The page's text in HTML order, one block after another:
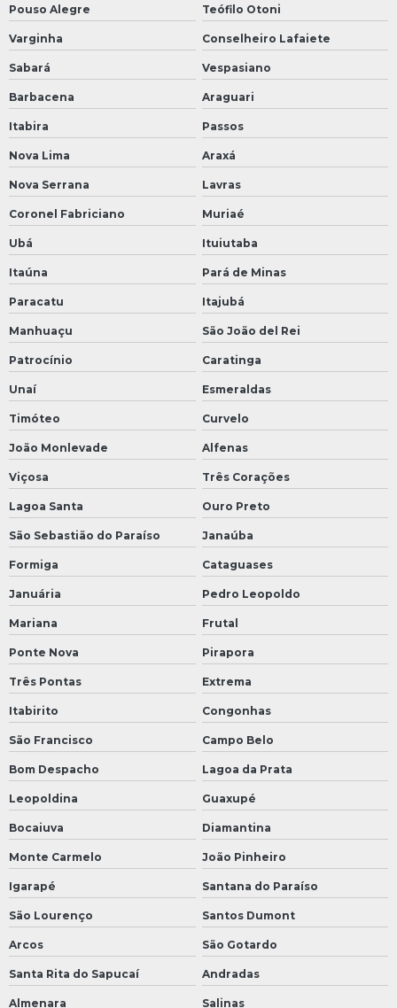
Pouso Alegre Teófilo Otoni
Varginha Conselheiro Lafaiete
Sabará Vespasiano
Barbacena Araguari
Itabira Passos
Nova Lima Araxá
Nova Serrana Lavras
Coronel Fabriciano Muriaé
Ubá Ituiutaba
Itaúna Pará de Minas
Paracatu Itajubá
Manhuaçu São João del Rei
Patrocínio Caratinga
Unaí Esmeraldas
Timóteo Curvelo
João Monlevade Alfenas
Viçosa Três Corações
Lagoa Santa Ouro Preto
São Sebastião do Paraíso Janaúba
Formiga Cataguases
Januária Pedro Leopoldo
Mariana Frutal
Ponte Nova Pirapora
Três Pontas Extrema
Itabirito Congonhas
São Francisco Campo Belo
Bom Despacho Lagoa da Prata
Leopoldina Guaxupé
Bocaiuva Diamantina
Monte Carmelo João Pinheiro
Igarapé Santana do Paraíso
São Lourenço Santos Dumont
Arcos São Gotardo
Santa Rita do Sapucaí Andradas
Almenara Salinas